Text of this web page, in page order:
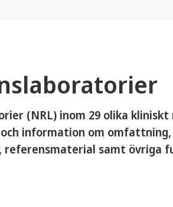
(NRL) inom 29 olika kliniskt
information om omfattning,
samt övriga